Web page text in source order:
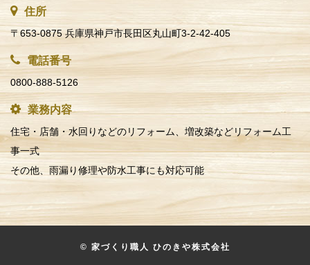
住所
〒653-0875 兵庫県神戸市長田区丸山町3-2-42-405
電話番号
0800-888-5126
業務内容
住宅・店舗・水回りなどのリフォーム、増改築などリフォーム工
事一式
その他、雨漏り修理や防水工事にも対応可能
© 家づくり職人 ひのきや株式会社